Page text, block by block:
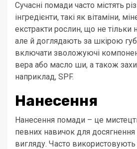
Сучасні помади часто містять
інгредієнти, такі як вітаміни,
екстракти рослин, що не тільки
але й доглядають за шкірою
включати зволожуючі
вера або масло ши, а також
наприклад, SPF.
Нанесення
Нанесення помади – це
певних навичок для досягнення
вигляду. Часто